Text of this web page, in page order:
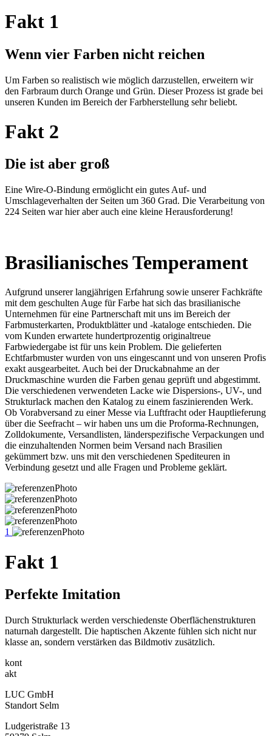
Fakt 1
Wenn vier Farben nicht reichen
Um Farben so realistisch wie möglich darzustellen, erweitern wir
den Farbraum durch Orange und Grün. Dieser Prozess ist grade bei
unseren Kunden im Bereich der Farbherstellung sehr beliebt.
Fakt 2
Die ist aber groß
Eine Wire-O-Bindung ermöglicht ein gutes Auf- und
Umschlageverhalten der Seiten um 360 Grad. Die Verarbeitung von
224 Seiten war hier aber auch eine kleine Herausforderung!
Brasilianisches Temperament
Aufgrund unserer langjährigen Erfahrung sowie unserer Fachkräfte
mit dem geschulten Auge für Farbe hat sich das brasilianische
Unternehmen für eine Partnerschaft mit uns im Bereich der
Farbmusterkarten, Produktblätter und -kataloge entschieden. Die
vom Kunden erwartete hundertprozentig originaltreue
Farbwiedergabe ist für uns kein Problem. Die gelieferten
Echtfarbmuster wurden von uns eingescannt und von unseren Profis
exakt ausgearbeitet. Auch bei der Druckabnahme an der
Druckmaschine wurden die Farben genau geprüft und abgestimmt.
Die verschiedenen verwendeten Lacke wie Dispersions-, UV-, und
Strukturlack machen den Katalog zu einem faszinierenden Werk.
Ob Vorabversand zu einer Messe via Luftfracht oder Hauptlieferung
über die Seefracht – wir haben uns um die Proforma-Rechnungen,
Zolldokumente, Versandlisten, länderspezifische Verpackungen und
die einzuhaltenden Normen beim Versand nach Brasilien
gekümmert bzw. uns mit den verschiedenen Spediteuren in
Verbindung gesetzt und alle Fragen und Probleme geklärt.
1
Fakt 1
Perfekte Imitation
Durch Strukturlack werden verschiedenste Oberflächenstrukturen
naturnah dargestellt. Die haptischen Akzente fühlen sich nicht nur
klasse an, sondern verstärken das Bildmotiv zusätzlich.
kont
akt
LUC GmbH
Standort Selm
Ludgeristraße 13